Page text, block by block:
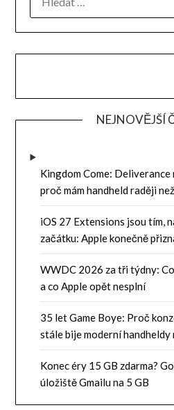
NEJNOVĚJŠÍ
Kingdom Come:
proč mám handheld raději
iOS 27 Extensions jsou tím,
začátku: Apple konečně
WWDC 2026 za tři týdny:
a co Apple opět nesplní
35 let Game Boye: Proč
stále bije moderní handheldy
Konec éry 15 GB zdarma?
úložiště Gmailu na 5 GB